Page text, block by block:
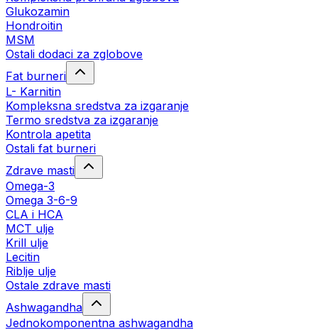
Glukozamin
Hondroitin
MSM
Ostali dodaci za zglobove
Fat burneri
L- Karnitin
Kompleksna sredstva za izgaranje
Termo sredstva za izgaranje
Kontrola apetita
Ostali fat burneri
Zdrave masti
Omega-3
Omega 3-6-9
CLA i HCA
MCT ulje
Krill ulje
Lecitin
Riblje ulje
Ostale zdrave masti
Ashwagandha
Jednokomponentna ashwagandha